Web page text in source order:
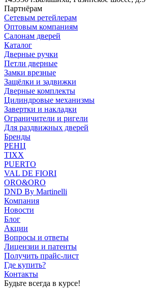
Партнёрам
Сетевым ретейлерам
Оптовым компаниям
Салонам дверей
Каталог
Дверные ручки
Петли дверные
Замки врезные
Защёлки и задвижки
Дверные комплекты
Цилиндровые механизмы
Завертки и накладки
Ограничители и ригели
Для раздвижных дверей
Бренды
РЕНЦ
TIXX
PUERTO
VAL DE FIORI
ORO&ORO
DND By Martinelli
Компания
Новости
Блог
Акции
Вопросы и ответы
Лицензии и патенты
Получить прайс-лист
Где купить?
Контакты
Будьте всегда в курсе!